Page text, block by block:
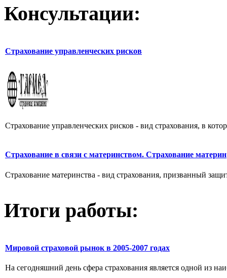
Консультации:
Страхование управленческих рисков
Страхование управленческих рисков - вид страхования, в
Страхование в связи с материнством. Страхование материн
Страхование материнства - вид страхования, призванный
Итоги работы:
Мировой страховой рынок в 2005-2007 годах
На сегодняшний день сфера страхования является одной из